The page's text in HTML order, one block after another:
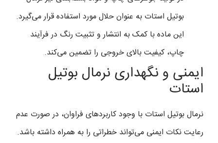
بوتیل استات به عنوان حلال مورد استفاده قرار می‌گیرد.
این ماده با کمک به انتشار و تثبیت رنگ در فرآیند
چاپ، کیفیت بالای خروجی را تضمین می‌کند.
ایمنی و نگهداری نرمال بوتیل
استات
نرمال بوتیل استات با وجود کاربردهای فراوان، در صورت عدم
رعایت نکات ایمنی می‌تواند خطراتی را به همراه داشته باشد.